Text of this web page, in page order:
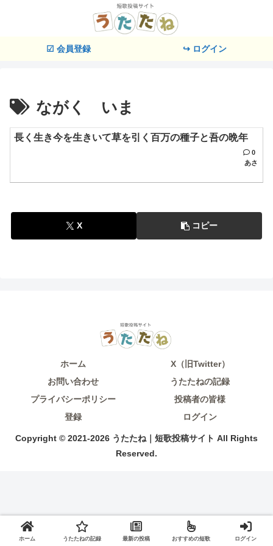
☑ 会員登録 ↪ ログイン
ながく いま
長く生き今を生きいて草を引く百万の種子と吾の晩年
0
あさ
X コピー
ホーム
X（旧Twitter）
お問い合わせ
うたたねの記録
プライバシーポリシー
投稿者の皆様
登録
ログイン
Copyright © 2021-2026 うたたね｜短歌投稿サイト All Rights
Reserved.
ホーム うたたねの記録 最新の投稿 おすすめの短歌 ログイン